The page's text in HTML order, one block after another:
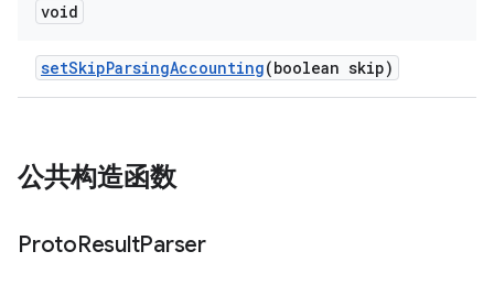
void
setSkipParsingAccounting(boolean skip)
公共构造函数
ProtoResultParser